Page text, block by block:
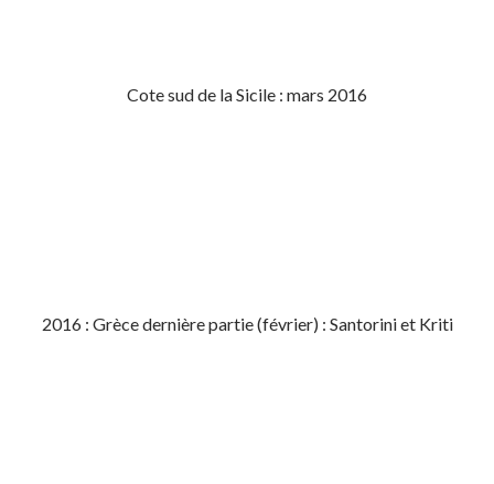
Cote sud de la Sicile : mars 2016
2016 : Grèce dernière partie (février) : Santorini et Kriti